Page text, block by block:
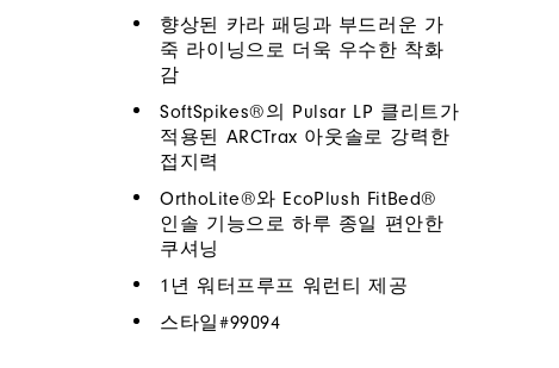
향상된 카라 패딩과 부드러운 가
죽 라이닝으로 더욱 우수한 착화
감
SoftSpikes®의 Pulsar LP 클리트가
적용된 ARCTrax 아웃솔로 강력한
접지력
OrthoLite®와 EcoPlush FitBed®
인솔 기능으로 하루 종일 편안한
쿠셔닝
1년 워터프루프 워런티 제공
스타일#99094